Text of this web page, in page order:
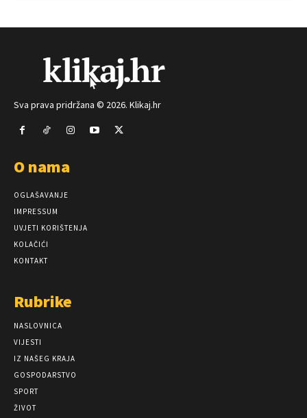
Sva prava pridržana © 2026. Klikaj.hr
O nama
OGLAŠAVANJE
IMPRESSUM
UVJETI KORIŠTENJA
KOLAČIĆI
KONTAKT
Rubrike
NASLOVNICA
VIJESTI
IZ NAŠEG KRAJA
GOSPODARSTVO
SPORT
ŽIVOT